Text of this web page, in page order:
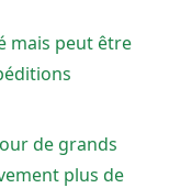
mais peut être
de grands
plus de